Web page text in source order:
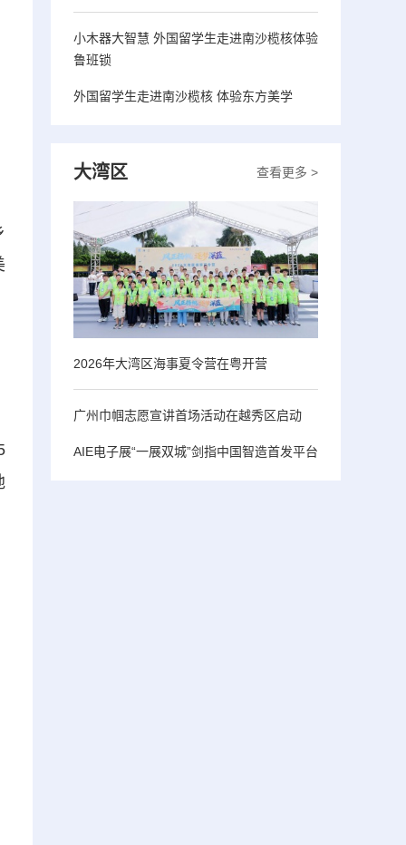
小木器大智慧 外国留学生走进南沙榄核体验
鲁班锁
外国留学生走进南沙榄核 体验东方美学
查看更多 >
大湾区
2026年大湾区海事夏令营在粤开营
广州巾帼志愿宣讲首场活动在越秀区启动
AIE电子展“一展双城”剑指中国智造首发平台